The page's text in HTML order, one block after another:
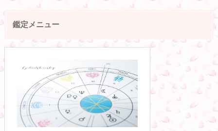
鑑定メニュー